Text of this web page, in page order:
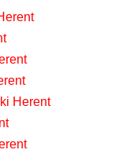
Herent